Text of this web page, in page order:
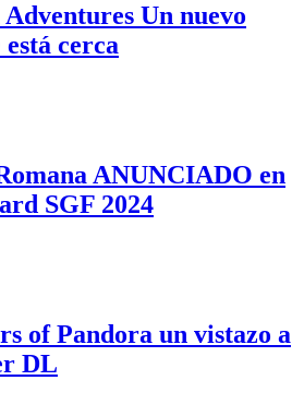
Un nuevo
cerca
ANUNCIADO en
SGF 2024
of Pandora un vistazo a
DL